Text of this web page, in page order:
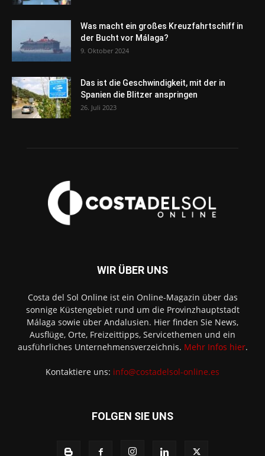
Was macht ein großes Kreuzfahrtschiff in
der Bucht vor Málaga?
9. Oktober 2024
Das ist die Geschwindigkeit, mit der in
Spanien die Blitzer anspringen
26. Juli 2023
WIR ÜBER UNS
Costa del Sol Online ist ein Online-Magazin über das
sonnige Küstengebiet rund um die Provinzhauptstadt
Málaga sowie über Andalusien. Hier finden Sie News,
Ausflüge, Orte, Freizeittipps, Servicethemen und ein
ausführliches Unternehmensverzeichnis. Mehr Infos hier.
Kontaktiere uns: info@costadelsol-online.es
FOLGEN SIE UNS